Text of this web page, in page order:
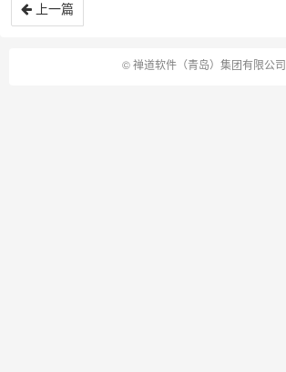
上一篇
©禅道软件（青岛）集团有限公司